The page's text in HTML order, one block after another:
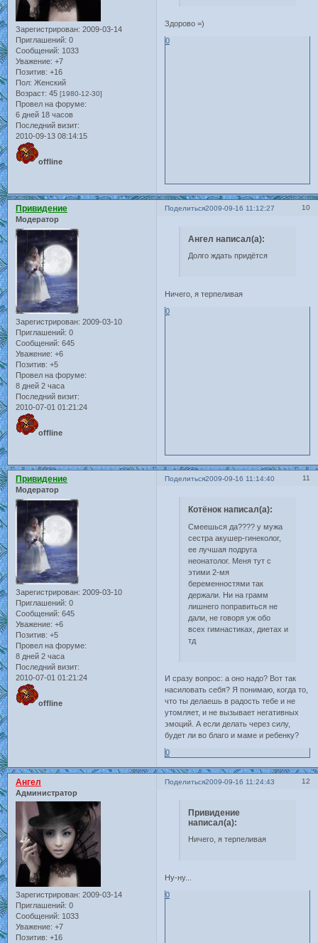
Зарегистрирован: 2009-03-14
Приглашений: 0
Сообщений: 1033
Уважение: +7
Позитив: +16
Пол: Женский
Возраст: 45 [1980-12-30]
Провел на форуме:
6 дней 18 часов
Последний визит:
2010-09-13 08:14:15
offline
Здорово =)
0
Поделиться 10
2009-09-16 11:12:27
Привидение
Модератор
Зарегистрирован: 2009-03-10
Приглашений: 0
Сообщений: 645
Уважение: +6
Позитив: +5
Провел на форуме:
8 дней 2 часа
Последний визит:
2010-07-01 01:21:24
offline
Ангел написал(а):
Долго ждать придётся
Ничего, я терпеливая
0
Поделиться 11
2009-09-16 11:14:40
Привидение
Модератор
Зарегистрирован: 2009-03-10
Приглашений: 0
Сообщений: 645
Уважение: +6
Позитив: +5
Провел на форуме:
8 дней 2 часа
Последний визит:
2010-07-01 01:21:24
offline
Котёнок написал(а):
Смеешься да???? у мужа
сестра акушер-гинеколог,
ее лучшая подруга
неонатолог. Меня тут с
этими 2-мя
беременностями так
держали. Ни на грамм
лишнего поправиться не
дали, не говоря уж обо
всех гимнастиках, диетах и
тд
И сразу вопрос: а оно надо? Вот так
насиловать себя? Я понимаю, когда то,
что ты делаешь в радость тебе и не
утомляет, и не вызывает негативных
эмоций. А если делать через силу,
будет ли во благо и маме и ребенку?
0
Поделиться 12
2009-09-16 11:24:43
Ангел
Администратор
Зарегистрирован: 2009-03-14
Приглашений: 0
Сообщений: 1033
Уважение: +7
Позитив: +16
Привидение
написал(а):
Ничего, я терпеливая
Ну-ну...
0